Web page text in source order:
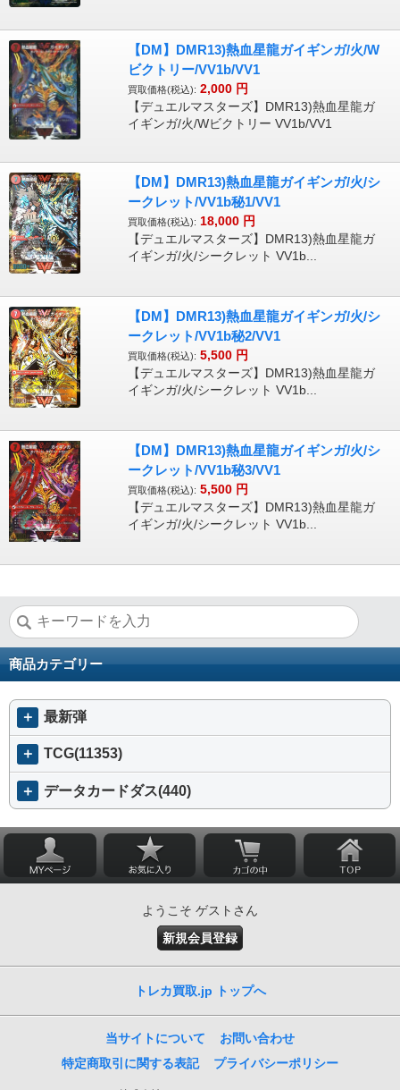
【DM】DMR13)熱血星龍ガイギンガ/火/W
ビクトリー/VV1b/VV1
買取価格(税込): 2,000 円
【デュエルマスターズ】DMR13)熱血星龍ガ
イギンガ/火/Wビクトリー VV1b/VV1
【DM】DMR13)熱血星龍ガイギンガ/火/シ
ークレット/VV1b秘1/VV1
買取価格(税込): 18,000 円
【デュエルマスターズ】DMR13)熱血星龍ガ
イギンガ/火/シークレット VV1b...
【DM】DMR13)熱血星龍ガイギンガ/火/シ
ークレット/VV1b秘2/VV1
買取価格(税込): 5,500 円
【デュエルマスターズ】DMR13)熱血星龍ガ
イギンガ/火/シークレット VV1b...
【DM】DMR13)熱血星龍ガイギンガ/火/シ
ークレット/VV1b秘3/VV1
買取価格(税込): 5,500 円
【デュエルマスターズ】DMR13)熱血星龍ガ
イギンガ/火/シークレット VV1b...
商品カテゴリー
＋ 最新弾
＋ TCG(11353)
＋ データカードダス(440)
ようこそ ゲストさん
新規会員登録
トレカ買取.jp トップへ
当サイトについて
お問い合わせ
特定商取引に関する表記
プライバシーポリシー